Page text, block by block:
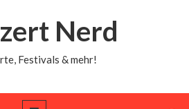
Nerd
Festivals & mehr!